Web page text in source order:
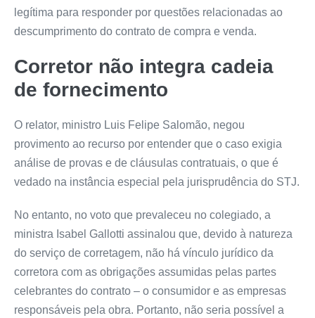
legítima para responder por questões relacionadas ao
descumprimento do contrato de compra e venda.
Corretor não integra cadeia
de fornecimento
O relator, ministro Luis Felipe Salomão, negou
provimento ao recurso por entender que o caso exigia
análise de provas e de cláusulas contratuais, o que é
vedado na instância especial pela jurisprudência do STJ.
No entanto, no voto que prevaleceu no colegiado, a
ministra Isabel Gallotti assinalou que, devido à natureza
do serviço de corretagem, não há vínculo jurídico da
corretora com as obrigações assumidas pelas partes
celebrantes do contrato – o consumidor e as empresas
responsáveis pela obra. Portanto, não seria possível a